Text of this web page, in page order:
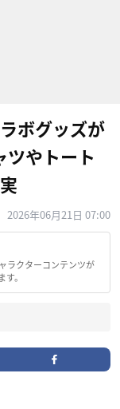
ボグッズが
ツやトート
2026年06月21日 07:00
ラクターコンテンツが
。